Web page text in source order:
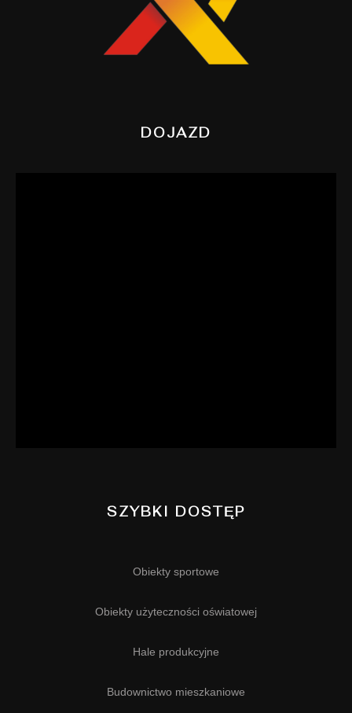
DOJAZD
SZYBKI DOSTĘP
Obiekty sportowe
Obiekty użyteczności oświatowej
Hale produkcyjne
Budownictwo mieszkaniowe